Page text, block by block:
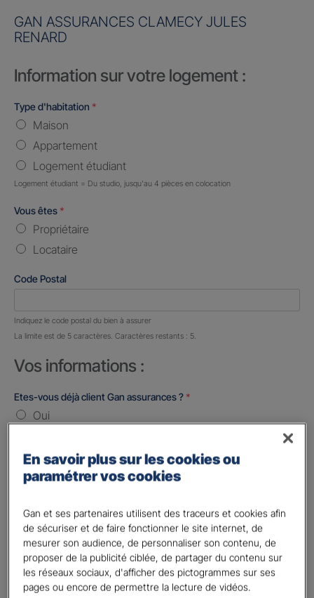
GAN ASSURANCES CLAMECY JULES
RENARD
Information sur votre logement :
Type d'habitation *
Maison
Appartement
Logement étudiant
Logement étudiant = Du studio, jusqu'au 4 pièces en colocation
Vous êtes *
Propriétaire
Locataire
Code Postal
Nombre de caractères restants :
Indiquez le code postal du bien à assurer
La limite est de 5 caractères. Caractères restants : 5.
Vos informations :
Etes-vous déjà client Gan assurances ? *
Oui
Civilité*
Madame
Contact*
First Last
Téléphone *
En savoir plus sur les cookies ou
paramétrer vos cookies
Gan et ses partenaires utilisent des traceurs et cookies afin
de sécuriser et de faire fonctionner le site internet, de
mesurer son audience, de personnaliser son contenu, de
proposer de la publicité ciblée, de partager du contenu sur
les réseaux sociaux, d'afficher des pictogrammes sur ses
pages ou encore de permettre la lecture de vidéos.